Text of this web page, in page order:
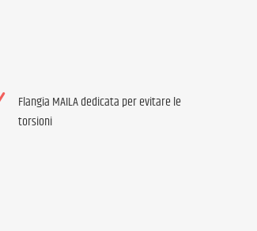
Flangia MAILA dedicata per evitare le
torsioni